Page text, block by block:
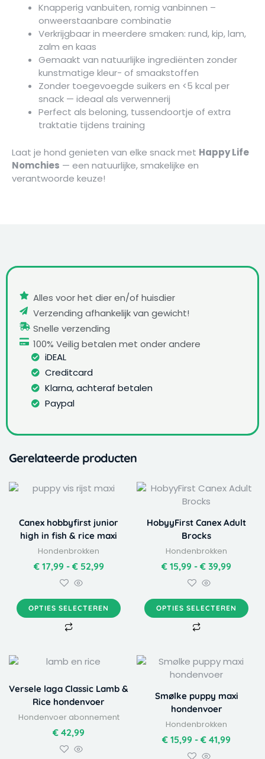
Knapperig vanbuiten, romig vanbinnen –
onweerstaanbare combinatie
Verkrijgbaar in meerdere smaken: rund, kip, lam,
zalm en kaas
Gemaakt van natuurlijke ingrediënten zonder
kunstmatige kleur- of smaakstoffen
Zonder toegevoegde suikers en <5 kcal per
snack — ideaal als verwennerij
Perfect als beloning, tussendoortje of extra
traktatie tijdens training
Laat je hond genieten van elke snack met Happy Life
Nomchies — een natuurlijke, smakelijke en
verantwoorde keuze!
Alles voor het dier en/of huisdier
Verzending afhankelijk van gewicht!
Snelle verzending
100% Veilig betalen met onder andere
iDEAL
Creditcard
Klarna, achteraf betalen
Paypal
Gerelateerde producten
Canex hobbyfirst junior
high in fish & rice maxi
Hondenbrokken
€17,99 - €52,99
Prijsklasse:
€ 52,99
OPTIES SELECTEREN
Dit
meerdere
variaties.
Deze
optie
kan
worden
op
de
HobyyFirst Canex Adult
Brocks
Hondenbrokken
€ 15,99 - € 39,99
€ 39,99
OPTIES SELECTEREN
Dit
product
meerdere
variaties.
Deze
optie
kan
worden
op
de
Versele laga Classic Lamb &
Rice hondenvoer
Hondenvoer abonnement
€ 42,99
Smølke puppy maxi
hondenvoer
Hondenbrokken
€ 15,99 - € 41,99
€ 41,99
Dit
product
meerdere
variaties.
Deze
optie
kan